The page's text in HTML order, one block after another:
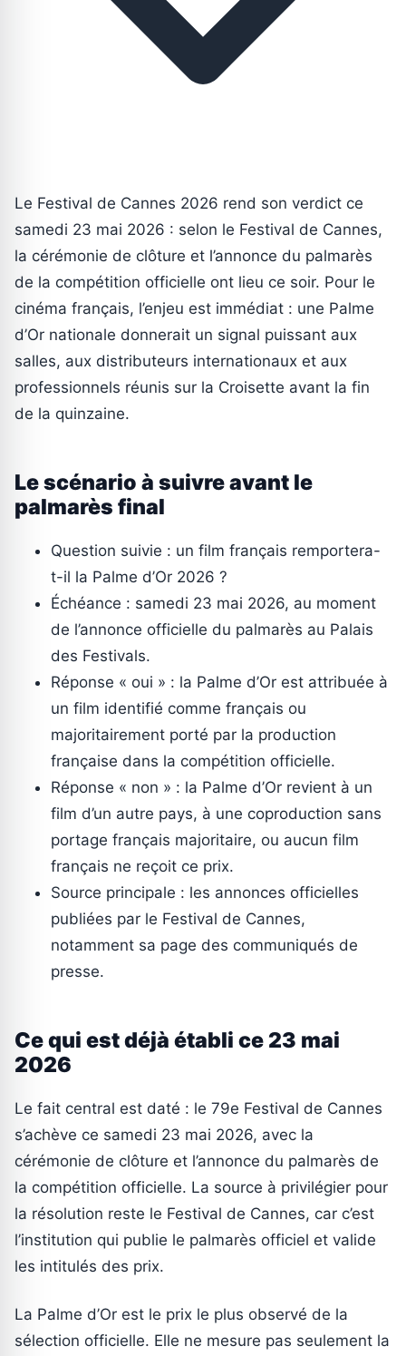
Le Festival de Cannes 2026 rend son verdict ce
samedi 23 mai 2026 : selon le Festival de Cannes,
la cérémonie de clôture et l’annonce du palmarès
de la compétition officielle ont lieu ce soir. Pour le
cinéma français, l’enjeu est immédiat : une Palme
d’Or nationale donnerait un signal puissant aux
salles, aux distributeurs internationaux et aux
professionnels réunis sur la Croisette avant la fin
de la quinzaine.
Le scénario à suivre avant le
palmarès final
Question suivie : un film français remportera-
t-il la Palme d’Or 2026 ?
Échéance : samedi 23 mai 2026, au moment
de l’annonce officielle du palmarès au Palais
des Festivals.
Réponse « oui » : la Palme d’Or est attribuée à
un film identifié comme français ou
majoritairement porté par la production
française dans la compétition officielle.
Réponse « non » : la Palme d’Or revient à un
film d’un autre pays, à une coproduction sans
portage français majoritaire, ou aucun film
français ne reçoit ce prix.
Source principale : les annonces officielles
publiées par le Festival de Cannes,
notamment sa page des communiqués de
presse.
Ce qui est déjà établi ce 23 mai
2026
Le fait central est daté : le 79e Festival de Cannes
s’achève ce samedi 23 mai 2026, avec la
cérémonie de clôture et l’annonce du palmarès de
la compétition officielle. La source à privilégier pour
la résolution reste le Festival de Cannes, car c’est
l’institution qui publie le palmarès officiel et valide
les intitulés des prix.
La Palme d’Or est le prix le plus observé de la
sélection officielle. Elle ne mesure pas seulement la